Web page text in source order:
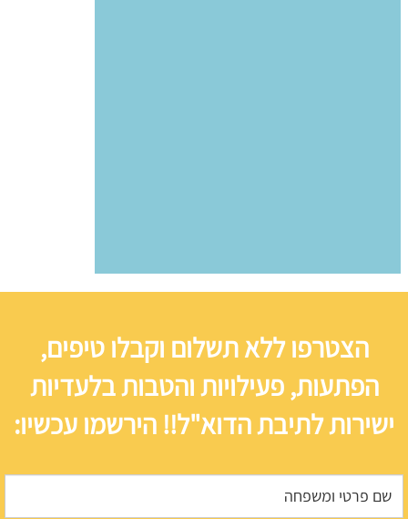
הצטרפו ללא תשלום וקבלו טיפים,
הפתעות, פעילויות והטבות בלעדיות
ישירות לתיבת הדוא"ל!! הירשמו עכשיו: